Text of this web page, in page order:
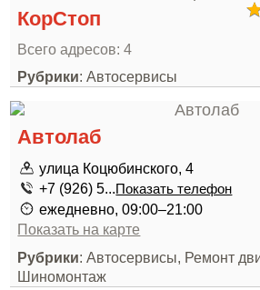
КорСтоп
Всего адресов: 4
Рубрики: Автосервисы
Автолаб
улица Коцюбинского, 4
+7 (926) 5...Показать телефон
ежедневно, 09:00–21:00
Показать на карте
Рубрики: Автосервисы, Ремонт
Шиномонтаж